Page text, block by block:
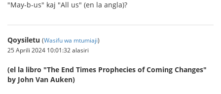
"May-b-us" kaj "All us" (en la angla)?
Qoysiletu (Wasifu wa mtumiaji)
25 Aprili 2024 10:01:32 alasiri
(el la libro "The End Times Prophecies of Coming Changes"
by John Van Auken)